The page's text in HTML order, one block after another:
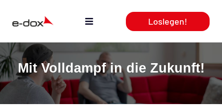
Inhalt
Toggle
Aktuelles
Leistungen
Loslegen!
Mit Volldampf in die Zukunft!